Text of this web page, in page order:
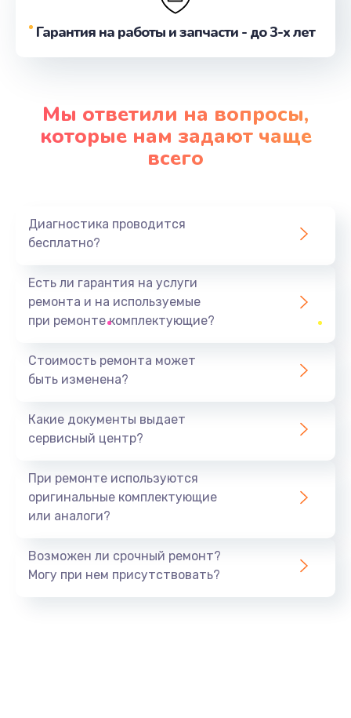
Замена шим-контроллера
от 3900 руб.
от 1490 руб.
Заказать
от 990 руб.
Заказать
Замена экрана
Заказать
от 890 руб.
Гарантия на работы и запчасти - до 3-х лет
Мы ответили на вопросы,
которые нам задают чаще
всего
Диагностика проводится
бесплатно?
Есть ли гарантия на услуги
ремонта и на используемые
при ремонте комплектующие?
Стоимость ремонта может
быть изменена?
Какие документы выдает
сервисный центр?
При ремонте используются
оригинальные комплектующие
или аналоги?
Возможен ли срочный ремонт?
Могу при нем присутствовать?